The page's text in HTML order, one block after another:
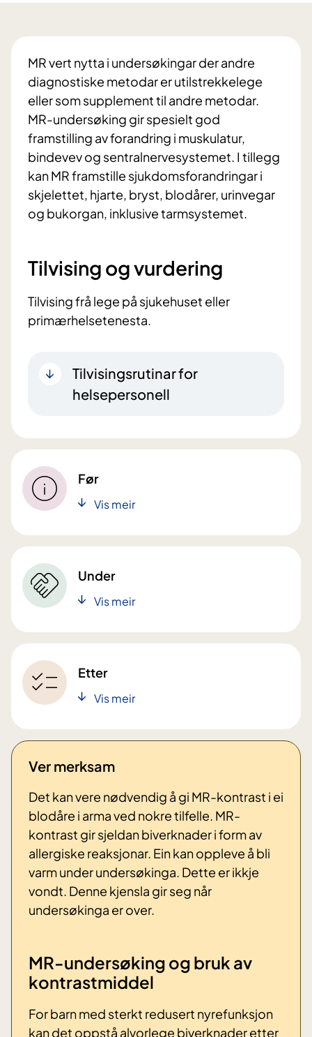
MR vert nytta i undersøkingar der andre
diagnostiske metodar er utilstrekkelege
eller som supplement til andre metodar.
MR-undersøking gir spesielt god
framstilling av forandring i muskulatur,
bindevev og sentralnervesystemet. I tillegg
kan MR framstille sjukdomsforandringar i
skjelettet, hjarte, bryst, blodårer, urinvegar
og bukorgan, inklusive tarmsystemet.
Tilvising og vurdering
Tilvising frå lege på sjukehuset eller
primærhelsetenesta.
Tilvisingsrutinar for
helsepersonell
Før
Vis meir
Under
Vis meir
Etter
Vis meir
Ver merksam
Det kan vere nødvendig å gi MR-kontrast i ei
blodåre i arma ved nokre tilfelle. MR-
kontrast gir sjeldan biverknader i form av
allergiske reaksjonar. Ein kan oppleve å bli
varm under undersøkinga. Dette er ikkje
vondt. Denne kjensla gir seg når
undersøkinga er over.
MR-undersøking og bruk av
kontrastmiddel
For barn med sterkt redusert nyrefunksjon
kan det oppstå alvorlege biverknader etter